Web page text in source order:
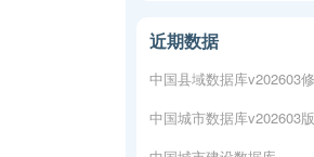
近期数据
城市各行业-新注册企业数据